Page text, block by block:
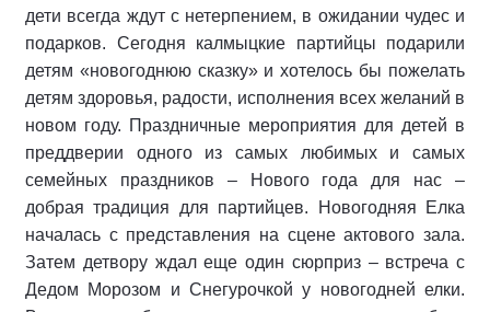
дети всегда ждут с нетерпением, в ожидании чудес и
подарков. Сегодня калмыцкие партийцы подарили
детям «новогоднюю сказку» и хотелось бы пожелать
детям здоровья, радости, исполнения всех желаний в
новом году. Праздничные мероприятия для детей в
преддверии одного из самых любимых и самых
семейных праздников – Нового года для нас –
добрая традиция для партийцев. Новогодняя Елка
началась с представления на сцене актового зала.
Затем детвору ждал еще один сюрприз – встреча с
Дедом Морозом и Снегурочкой у новогодней елки.